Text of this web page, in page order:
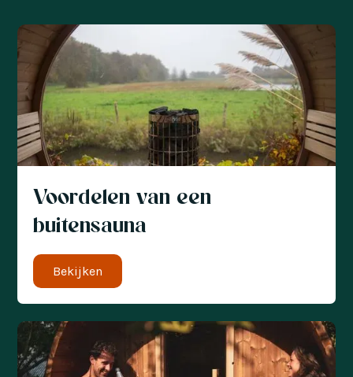
Voordelen van een
buitensauna
Bekijken